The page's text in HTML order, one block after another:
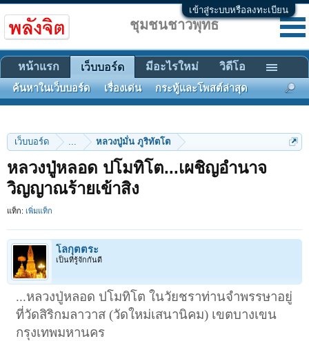
เข้าสู่ระบบหรือลงทะเบียน
เว็บบอร์ด ... หลวงปู่มั่น ภูริทัตโต
หลวงปู่หลอด ปโมทิโต...เผชิญอำนาจ
วิญญาณร้ายเข้าสิง
แท็ก: เพิ่มแท็ก
โลกุตตระ
เป็นที่รู้จักกันดี
...หลวงปู่หลอด ปโมทิโต ในวัยชราท่านจำพรรษาอยู่
ที่วัดสิริกมลาวาส(วัดใหม่เสนานิคม) เขตบางเขน
กรุงเทพมหานคร
ชุมชนชาวพุทธ
หน้าแรก เว็บบอร์ด
ค้นหาในเว็บบอร์ด เรื่องเด่น กระทู้และโพสต์ล่าสุด
มีอะไรใหม่ วิดีโอ